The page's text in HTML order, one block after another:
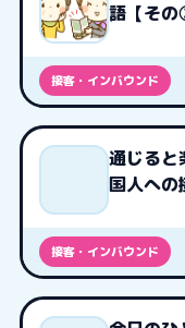
語【その
接客・インバウンド
通じると
国人への
接客・インバウンド